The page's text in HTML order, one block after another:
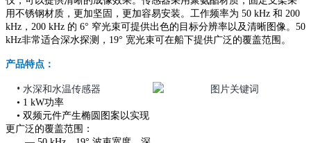
用不锈钢材质，更加坚固，更加容易安装。工作频率为 50 kHz 和 200
kHz，200 kHz 的 6° 窄光束可提供出色的目标分辨率以及清晰图像。50
kHz非常适合深水探测，19° 宽光束可在船下提供广泛的覆盖范围。
产品特点：
• 水深和水温传感器
• 1 kW功率
• 双频元件产生椭圆图案以实现
更广泛的覆盖范围：